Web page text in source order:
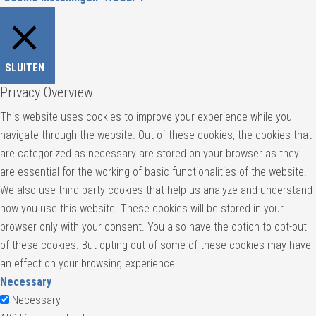
SLUITEN
Privacy Overview
This website uses cookies to improve your experience while you
navigate through the website. Out of these cookies, the cookies that
are categorized as necessary are stored on your browser as they
are essential for the working of basic functionalities of the website.
We also use third-party cookies that help us analyze and understand
how you use this website. These cookies will be stored in your
browser only with your consent. You also have the option to opt-out
of these cookies. But opting out of some of these cookies may have
an effect on your browsing experience.
Necessary
Necessary